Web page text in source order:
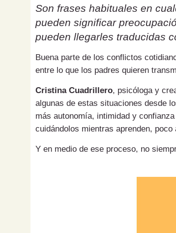
Son frases habituales en
pueden significar
pueden llegarles traducidas
Buena parte de los conflictos
entre lo que los padres quieren
Cristina Cuadrillero, psicóloga y
algunas de estas situaciones desde
más autonomía, intimidad y
cuidándolos mientras aprenden, poco
Y en medio de ese proceso, no